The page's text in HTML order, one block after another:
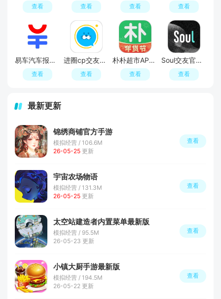
查看 查看 查看 查看
易车汽车报价APP官方正版
查看
进圈cp交友软件手机版
查看
朴朴超市APP最新版本
查看
Soul交友官方APP最新版
查看
最新更新
锦绣商铺官方手游
模拟经营 / 106.6M
26-05-25 更新
查看
宇宙农场物语
模拟经营 / 131.3M
26-05-25 更新
查看
太空站建造者内置菜单最新版
模拟经营 / 95.5M
26-05-23 更新
查看
小镇大厨手游最新版
模拟经营 / 194.5M
26-05-22 更新
查看